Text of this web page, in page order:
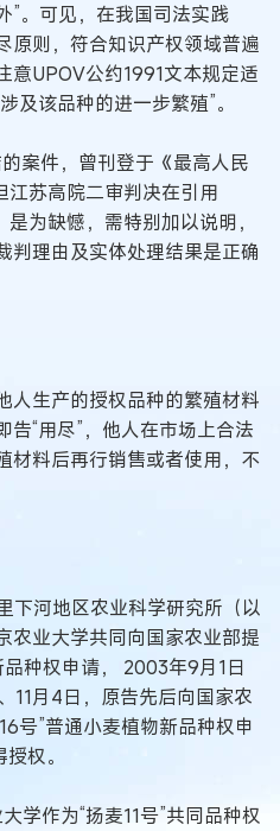
”。可见，在我国司法实践
原则，符合知识产权领域普遍
意UPOV公约1991文本规定适
及该品种的进一步繁殖”。
案件，曾刊登于《最高人民
苏高院二审判决在引用
为缺憾，需特别加以说明，
判理由及实体处理结果是正确
人生产的授权品种的繁殖材料
“用尽”，他人在市场上合法
材料后再行销售或者使用，不
下河地区农业科学研究所（以
农业大学共同向国家农业部提
品种权申请， 2003年9月1日
11月4日，原告先后向国家农
号”普通小麦植物新品种权申
权。
学作为“扬麦11号”共同品种权